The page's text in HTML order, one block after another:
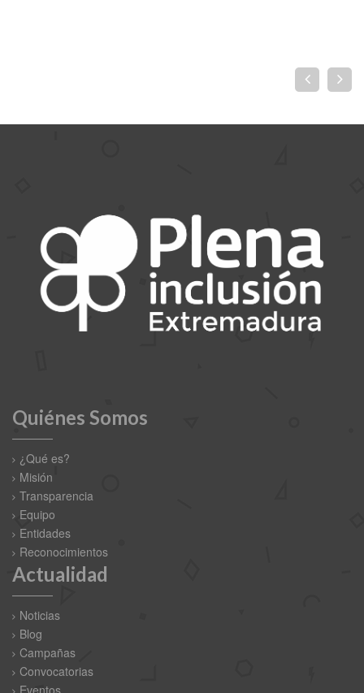
Quiénes Somos
¿Qué es?
Misión
Transparencia
Equipo
Entidades
Reconocimientos
Actualidad
Noticias
Blog
Campañas
Convocatorias
Eventos